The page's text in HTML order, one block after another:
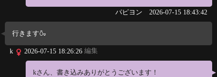
パピヨン 2026-07-15 18:43:42
行きます🍶
k 2026-07-15 18:26:26 編集
kさん、書き込みありがとうございます！